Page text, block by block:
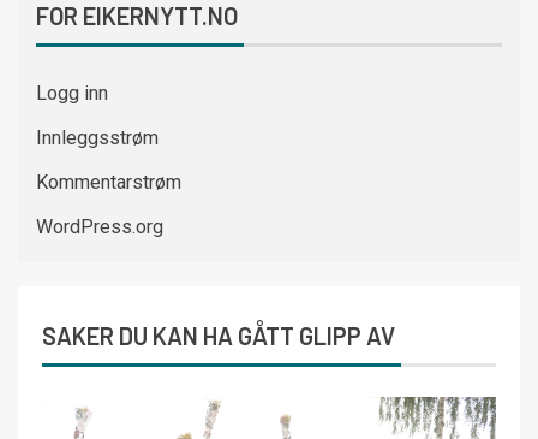
FOR EIKERNYTT.NO
Logg inn
Innleggsstrøm
Kommentarstrøm
WordPress.org
SAKER DU KAN HA GÅTT GLIPP AV